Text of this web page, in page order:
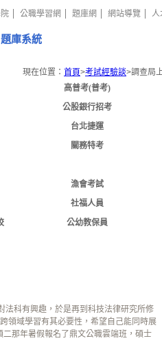
公職學習網 題庫網 網站導覽 人
題庫系統
現在位置： 首頁>考試經驗談>調查局
高普考(普考)
公股銀行招考
台北捷運
關務特考
漁會考試
社福人員
公幼教保員
法科有興趣，於是再到科技法律研究所修
領域學習有其必要性，希望自己能同時展
那年暑假報名了鼎文公職雲端班，碩士